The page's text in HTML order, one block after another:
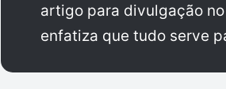
artigo para divulgação no
enfatiza que tudo serve